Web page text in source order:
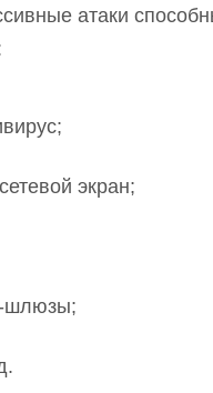
атаки
экран;
шлюзы;